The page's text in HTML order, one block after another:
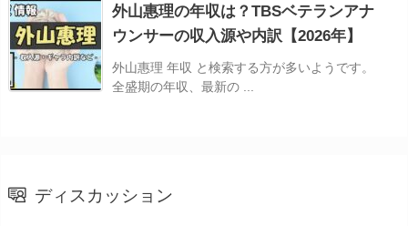
外山惠理の年収は？TBSベテランアナ
ウンサーの収入源や内訳【2026年】
外山惠理 年収 と検索する方が多いようです。
全盛期の年収、最新の ...
ディスカッション